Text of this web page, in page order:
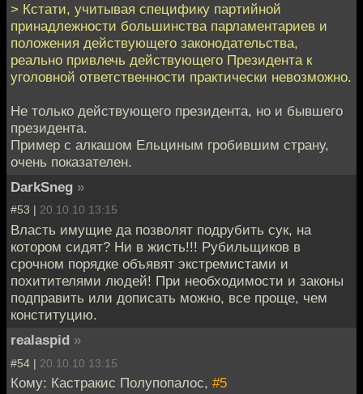
> Кстати, учитывая специфику партийной
принадлежности большинства парламентариев и
положения действующего законодательства,
реально привлечь действующего Президента к
уголовной ответственности практически невозможно.
Не только действующего президента, но и бывшего
президента.
Пример с алкашом Ельциным гробившим страну,
очень показателен.
DarkSneg »
#53 | 20.10.10 13:15
Власть имущие да позволят подрубить сук, на
котором сидят? Ни в жисть!!! Рубильщиков в
срочном порядке объявят экстремистами и
похитителями людей! При необходимости и законы
подправить или дописать можно, все проще, чем
конституцию.
realaspid »
#54 | 20.10.10 13:15
Кому: Кастракис Полупопалос, #5